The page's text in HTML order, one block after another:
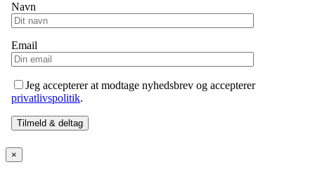
Navn
Email
Jeg accepterer at modtage nyhedsbrev og accepterer
privatlivspolitik.
×